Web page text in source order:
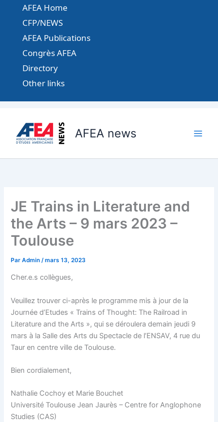
contenu
AFEA Home
CFP/NEWS
AFEA Publications
Congrès AFEA
Directory
Other links
AFEA news
JE Trains in Literature and
the Arts – 9 mars 2023 –
Toulouse
ParAdmin/mars 13, 2023
Cher.e.s collègues,
Veuillez trouver ci-après le programme mis à jour de la
Journée d’Etudes « Trains of Thought: The Railroad in
Literature and the Arts », qui se déroulera demain jeudi 9
mars à la Salle des Arts du Spectacle de l’ENSAV, 4 rue du
Taur en centre ville de Toulouse.
Bien cordialement,
Nathalie Cochoy et Marie Bouchet
Université Toulouse Jean Jaurès – Centre for Anglophone
Studies (CAS)